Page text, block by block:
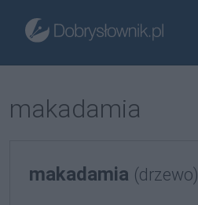
makadamia
makadamia (drzewo)